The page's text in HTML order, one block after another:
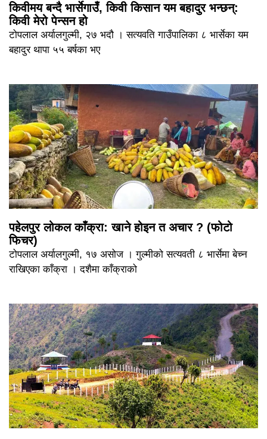
किवीमय बन्दै भार्सेगाउँ, किवी किसान यम बहादुर भन्छन्:
किवी मेरो पेन्सन हो
टोपलाल अर्यालगुल्मी, २७ भदौ । सत्यवति गाउँपालिका ८ भार्सेका यम
बहादुर थापा ५५ बर्षका भए
पहेलपुर लोकल काँक्रा: खाने होइन त अचार ? (फोटो
फिचर)
टोपलाल अर्यालगुल्मी, १७ असोज । गुल्मीको सत्यवती ८ भार्सेमा बेच्न
राखिएका काँक्रा । दशैमा काँक्राको